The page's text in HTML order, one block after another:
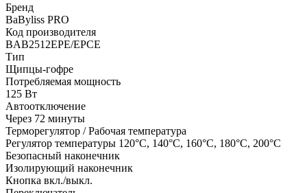
Бренд
BaByliss PRO
Код производителя
BAB2512EPE/EPCE
Тип
Щипцы-гофре
Потребляемая мощность
125 Вт
Автоотключение
Через 72 минуты
Терморегулятор / Рабочая температура
Регулятор температуры 120°С, 140°С, 160°С, 180°С, 200°С
Безопасный наконечник
Изолирующий наконечник
Кнопка вкл./выкл.